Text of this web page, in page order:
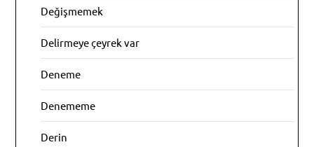
Değişmemek
Delirmeye çeyrek var
Deneme
Denememe
Derin